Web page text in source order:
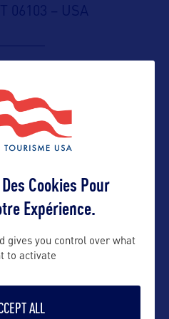
06103 – USA
pro
Cookies Pour
Expérience.
gives you control over what
to activate
ALL